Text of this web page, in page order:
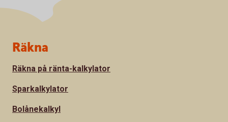
Sidfot
Räkna
Räkna på ränta-kalkylator
Sparkalkylator
Bolånekalkyl